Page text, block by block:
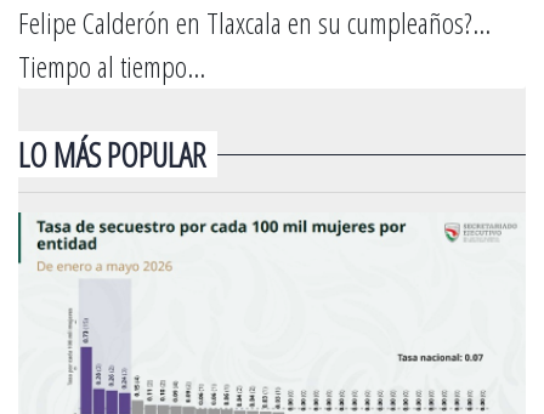
Felipe Calderón en Tlaxcala en su cumpleaños?…
Tiempo al tiempo…
LO MÁS POPULAR